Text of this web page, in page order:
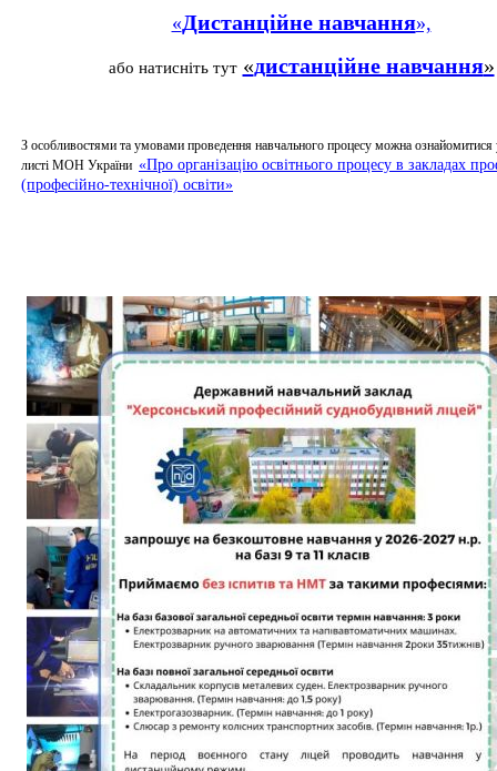
«Дистанційне навчання»,
або натисніть тут «дистанційне навчання»
З особливостями та умовами проведення навчального процесу можна ознайомитися
листі МОН України «Про організацію освітнього процесу в закладах
(професійно-технічної) освіти»